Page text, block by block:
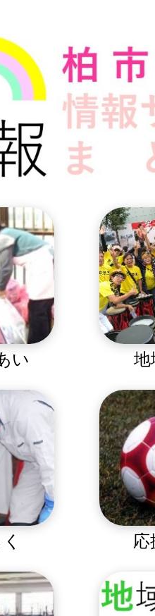
い 地
応